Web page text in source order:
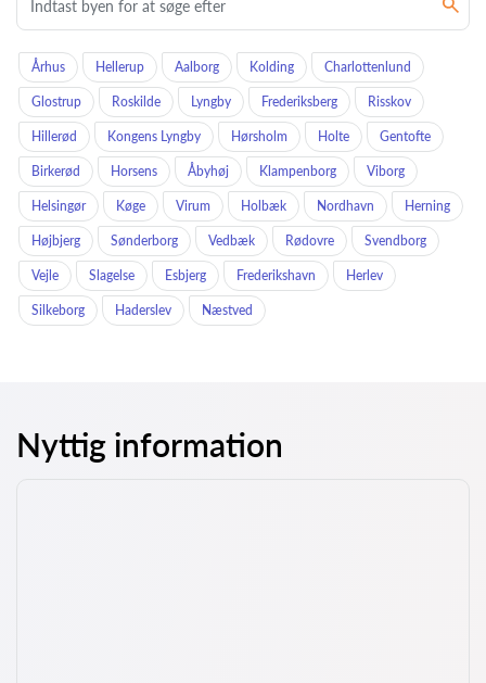
Århus Hellerup Aalborg Kolding Charlottenlund
Glostrup Roskilde Lyngby Frederiksberg Risskov
Hillerød Kongens Lyngby Hørsholm Holte Gentofte
Birkerød Horsens Åbyhøj Klampenborg Viborg
Helsingør Køge Virum Holbæk Nordhavn Herning
Højbjerg Sønderborg Vedbæk Rødovre Svendborg
Vejle Slagelse Esbjerg Frederikshavn Herlev
Silkeborg Haderslev Næstved
Nyttig information